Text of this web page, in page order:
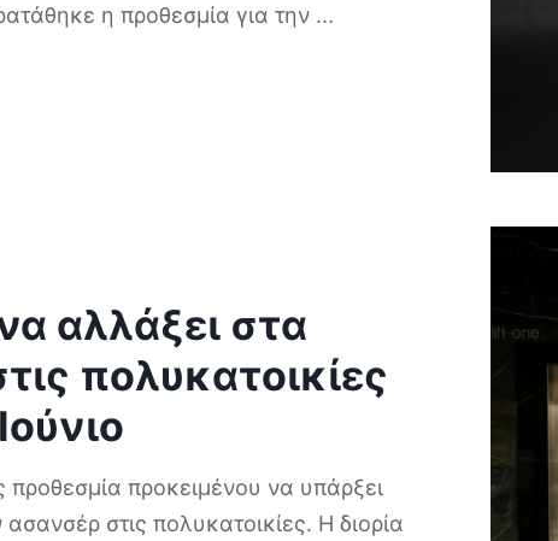
η προθεσμία για την ...
αλλάξει στα
πολυκατοικίες
προκειμένου να υπάρξει
στις πολυκατοικίες. Η διορία